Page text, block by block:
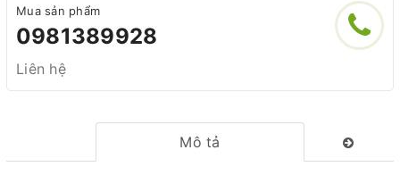
Mua sản phẩm
0981389928
Liên hệ
Mô tả